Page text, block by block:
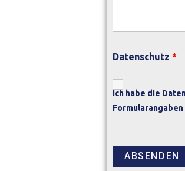
Datenschutz *
Ich habe die